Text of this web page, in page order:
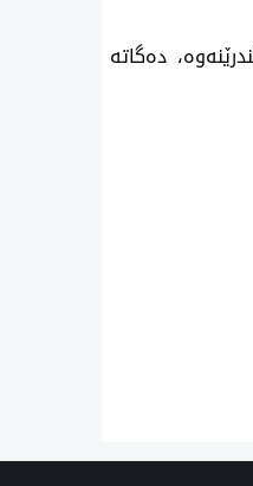
ده‌گاته‌